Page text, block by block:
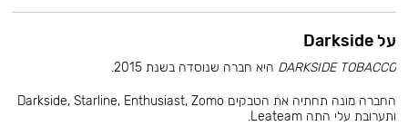
על Darkside
DARKSIDE TOBACCO היא חברה שנוסדה בשנת 2015.
החברה מונה תחתיה את הטבקים Darkside, Starline, Enthusiast, Zomo
ותערובת עלי התה Leateam.